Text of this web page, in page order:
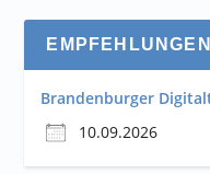
EMPFEHLUNGEN
Brandenburger
10.09.2026